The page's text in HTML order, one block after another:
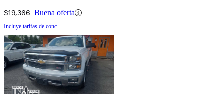
$19,366 Buena oferta
Incluye tarifas de conc.